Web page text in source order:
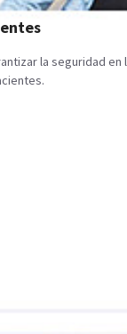
la seguridad en